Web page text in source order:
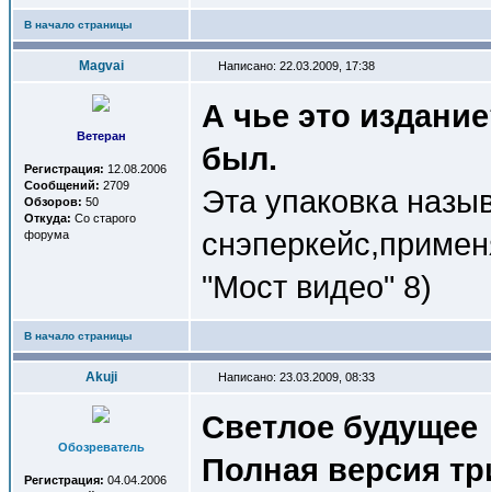
В начало страницы
Magvai Написано: 22.03.2009, 17:38
Ветеран
Регистрация: 12.08.2006
Сообщений: 2709
Обзоров: 50
Откуда: Со старого
форума
А чье это
был.
Эта упаковка
"Мост видео" 8)
В начало страницы
Akuji Написано: 23.03.2009, 08:33
Обозреватель
Регистрация: 04.04.2006
Светлое будущее
Полная версия